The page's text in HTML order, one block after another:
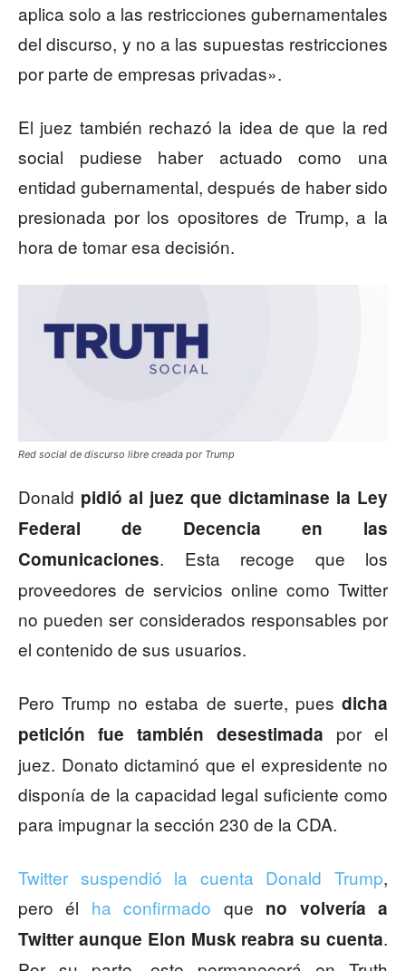
aplica solo a las restricciones gubernamentales
del discurso, y no a las supuestas restricciones
por parte de empresas privadas».
El juez también rechazó la idea de que la red
social pudiese haber actuado como una
entidad gubernamental, después de haber sido
presionada por los opositores de Trump, a la
hora de tomar esa decisión.
Red social de discurso libre creada por Trump
Donald pidió al juez que dictaminase la Ley
Federal de Decencia en las
Comunicaciones. Esta recoge que los
proveedores de servicios online como Twitter
no pueden ser considerados responsables por
el contenido de sus usuarios.
Pero Trump no estaba de suerte, pues dicha
petición fue también desestimada por el
juez. Donato dictaminó que el expresidente no
disponía de la capacidad legal suficiente como
para impugnar la sección 230 de la CDA.
Twitter suspendió la cuenta Donald Trump,
pero él ha confirmado que no volvería a
Twitter aunque Elon Musk reabra su cuenta.